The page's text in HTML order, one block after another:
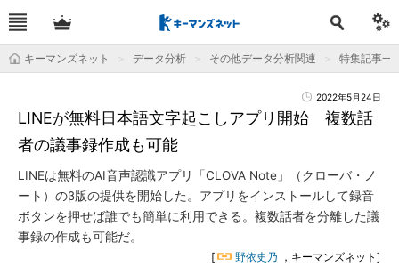
キーマンズネット データ分析 その他データ分析関連 特集記事一
2022年5月24日
LINEが無料日本語文字起こしアプリ開始 複数話
者の議事録作成も可能
LINEは無料のAI音声認識アプリ「CLOVA Note」（クローバ・ノ
ート）のβ版の提供を開始した。アプリをインストールして録音
ボタンを押せば誰でも簡単に利用できる。複数話者を分離した議
事録の作成も可能だ。
[ 野依史乃 ，キーマンズネット]